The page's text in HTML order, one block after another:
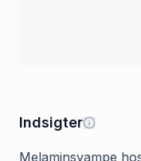
Indsigter
Melaminsvampe